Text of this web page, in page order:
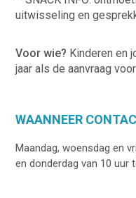
uitwisseling en
Voor wie? Kinderen en
jaar als de aanvraag
WAANNEER
Maandag, woensdag en
en donderdag van 10 uur